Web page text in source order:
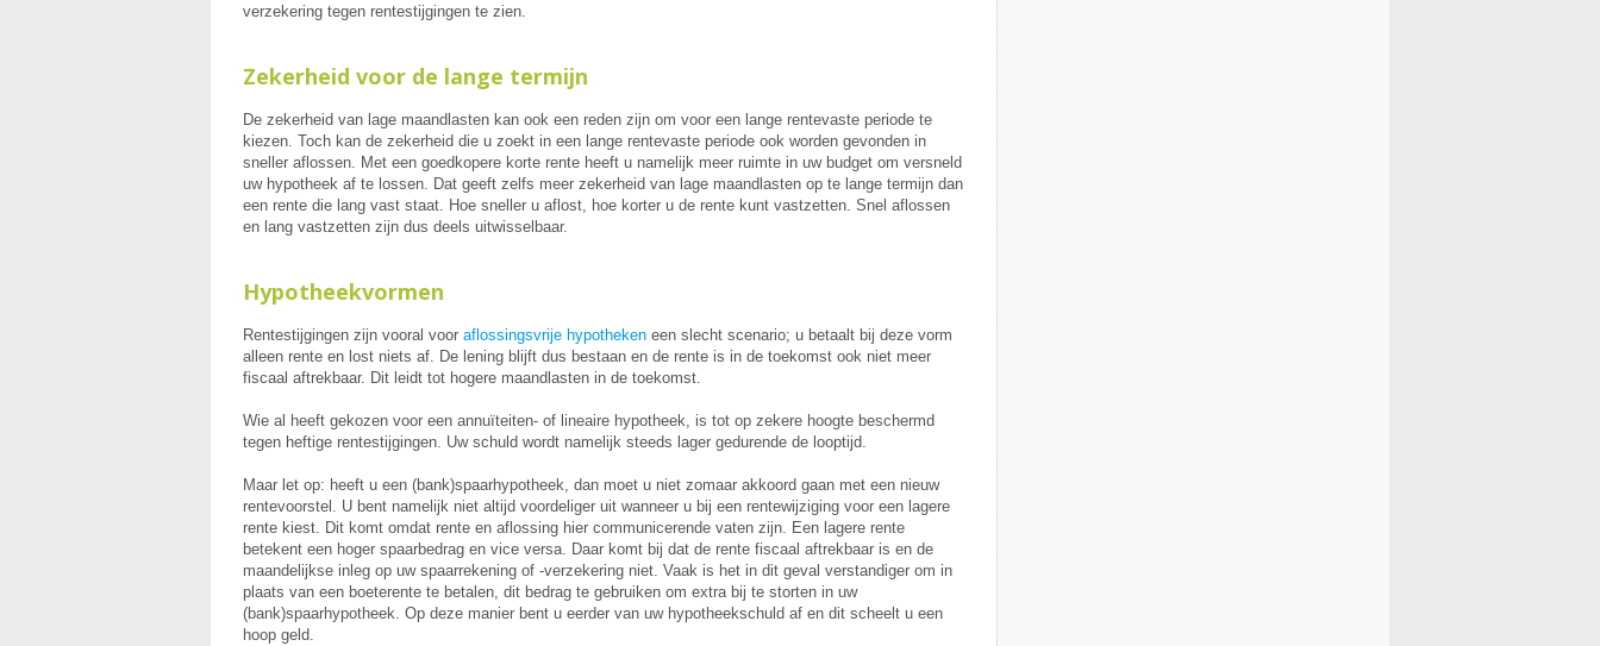
verzekering tegen rentestijgingen te zien.
Zekerheid voor de lange termijn
De zekerheid van lage maandlasten kan ook een reden zijn om voor een lange rentevaste periode te
kiezen. Toch kan de zekerheid die u zoekt in een lange rentevaste periode ook worden gevonden in
sneller aflossen. Met een goedkopere korte rente heeft u namelijk meer ruimte in uw budget om versneld
uw hypotheek af te lossen. Dat geeft zelfs meer zekerheid van lage maandlasten op te lange termijn dan
een rente die lang vast staat. Hoe sneller u aflost, hoe korter u de rente kunt vastzetten. Snel aflossen
en lang vastzetten zijn dus deels uitwisselbaar.
Hypotheekvormen
Rentestijgingen zijn vooral voor aflossingsvrije hypothekeneen slecht scenario; u betaalt bij deze vorm
alleen rente en lost niets af. De lening blijft dus bestaan en de rente is in de toekomst ook niet meer
fiscaal aftrekbaar. Dit leidt tot hogere maandlasten in de toekomst.
Wie al heeft gekozen voor een annuïteiten- of lineaire hypotheek, is tot op zekere hoogte beschermd
tegen heftige rentestijgingen. Uw schuld wordt namelijk steeds lager gedurende de looptijd.
Maar let op: heeft u een (bank)spaarhypotheek, dan moet u niet zomaar akkoord gaan met een nieuw
rentevoorstel. U bent namelijk niet altijd voordeliger uit wanneer u bij een rentewijziging voor een lagere
rente kiest. Dit komt omdat rente en aflossing hier communicerende vaten zijn. Een lagere rente
betekent een hoger spaarbedrag en vice versa. Daar komt bij dat de rente fiscaal aftrekbaar is en de
maandelijkse inleg op uw spaarrekening of -verzekering niet. Vaak is het in dit geval verstandiger om in
plaats van een boeterente te betalen, dit bedrag te gebruiken om extra bij te storten in uw
(bank)spaarhypotheek. Op deze manier bent u eerder van uw hypotheekschuld af en dit scheelt u een
hoop geld.